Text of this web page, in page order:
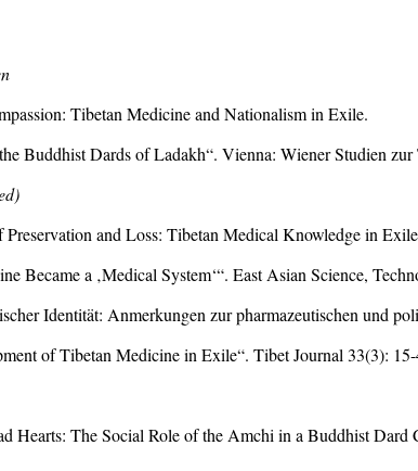
Tibetan Medicine and Nationalism in Exile.
Buddhist Dards of Ladakh“. Vienna: Wiener Studien
and Loss: Tibetan Medical Knowledge in
Became a ‚Medical System‘“. East Asian Science,
Identität: Anmerkungen zur pharmazeutischen und
of Tibetan Medicine in Exile“. Tibet Journal 33(3):
Hearts: The Social Role of the Amchi in a Buddhist